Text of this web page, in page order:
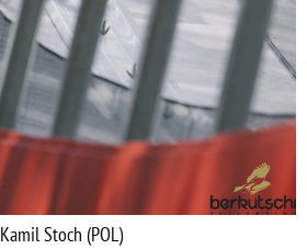
Kamil Stoch (POL)